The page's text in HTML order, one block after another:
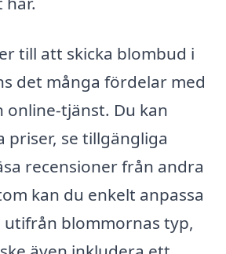
till att skicka blombud i
det många fördelar med
online-tjänst. Du kan
priser, se tillgängliga
recensioner från andra
kan du enkelt anpassa
blommornas typ,